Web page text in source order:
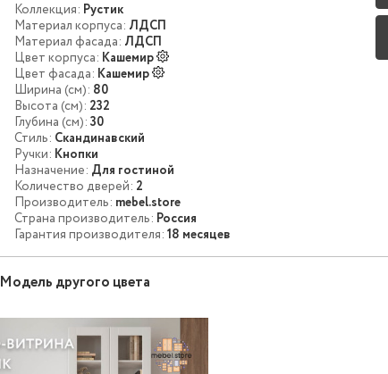
Коллекция: Рустик
Материал корпуса: ЛДСП
Материал фасада: ЛДСП
Цвет корпуса: Кашемир
Цвет фасада: Кашемир
Ширина (см): 80
Высота (см): 232
Глубина (см): 30
Стиль: Скандинавский
Ручки: Кнопки
Назначение: Для гостиной
Количество дверей: 2
Производитель: mebel.store
Страна производитель: Россия
Гарантия производителя: 18 месяцев
Модель другого цвета